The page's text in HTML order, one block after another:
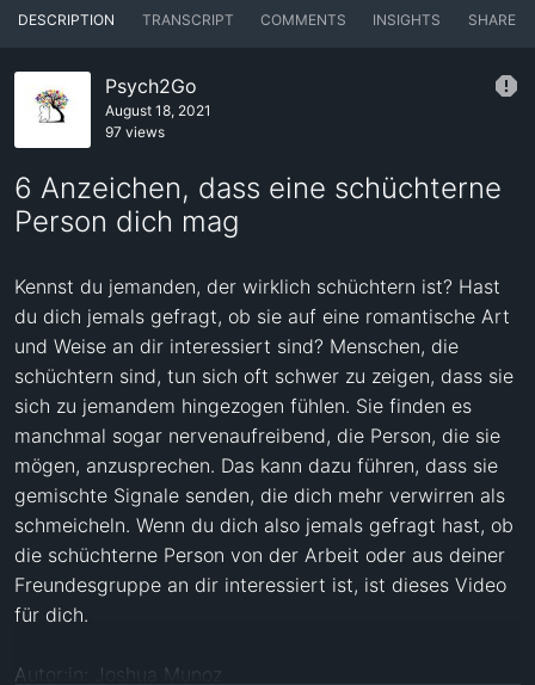
DESCRIPTION TRANSCRIPT COMMENTS INSIGHTS SHARE
Psych2Go
August 18, 2021
97 views
6 Anzeichen, dass eine schüchterne
Person dich mag
Kennst du jemanden, der wirklich schüchtern ist? Hast
du dich jemals gefragt, ob sie auf eine romantische Art
und Weise an dir interessiert sind? Menschen, die
schüchtern sind, tun sich oft schwer zu zeigen, dass sie
sich zu jemandem hingezogen fühlen. Sie finden es
manchmal sogar nervenaufreibend, die Person, die sie
mögen, anzusprechen. Das kann dazu führen, dass sie
gemischte Signale senden, die dich mehr verwirren als
schmeicheln. Wenn du dich also jemals gefragt hast, ob
die schüchterne Person von der Arbeit oder aus deiner
Freundesgruppe an dir interessiert ist, ist dieses Video
für dich.
Autor:in: Joshua Munoz